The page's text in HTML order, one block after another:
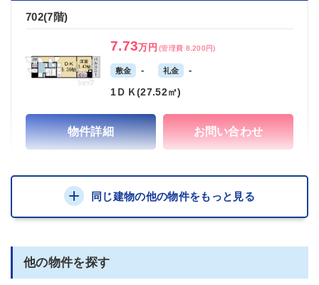
702(7階)
7.73万円 (管理費 8,200円)
敷金 - 礼金 -
1ＤＫ(27.52㎡)
物件詳細 お問い合わせ
同じ建物の他の物件をもっと見る
他の物件を探す